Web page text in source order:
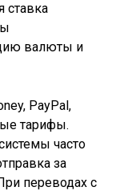
ставка
валюты и
PayPal,
тарифы.
часто
за
переводах с